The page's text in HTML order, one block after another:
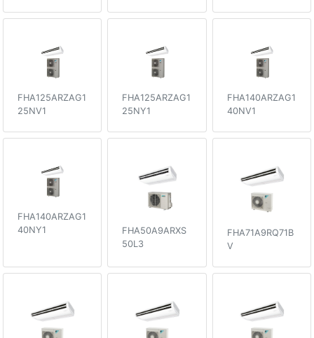
FHA125ARZAG1
25NV1
FHA125ARZAG1
25NY1
FHA140ARZAG1
40NV1
FHA140ARZAG1
40NY1
FHA50A9ARXS
50L3
FHA71A9RQ71B
V